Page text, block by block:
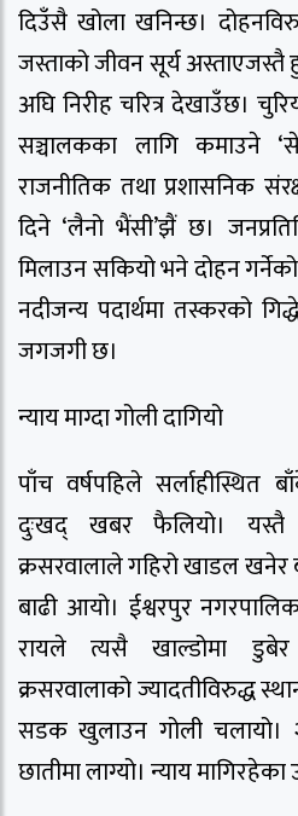
दिउँसै खोला खनिन्छ।
जस्ताको जीवन सूर्य
अघि निरीह चरित्र देखाउँछ।
सञ्चालकका लागि कमाउने
राजनीतिक तथा प्रशासनिक
दिने ‘लैनो भैंसी’झैं छ।
मिलाउन सकियो भने दोहन
नदीजन्य पदार्थमा तस्करको
जगजगी छ।
न्याय माग्दा गोली दागियो
पाँच वर्षपहिले सर्लाहीस्थित
दुःखद् खबर फैलियो। यस्तै
क्रसरवालाले गहिरो खाडल खनेर
बाढी आयो। ईश्वरपुर
रायले त्यसै खाल्डोमा
क्रसरवालाको ज्यादतीविरुद्ध
सडक खुलाउन गोली चलायो।
छातीमा लाग्यो। न्याय